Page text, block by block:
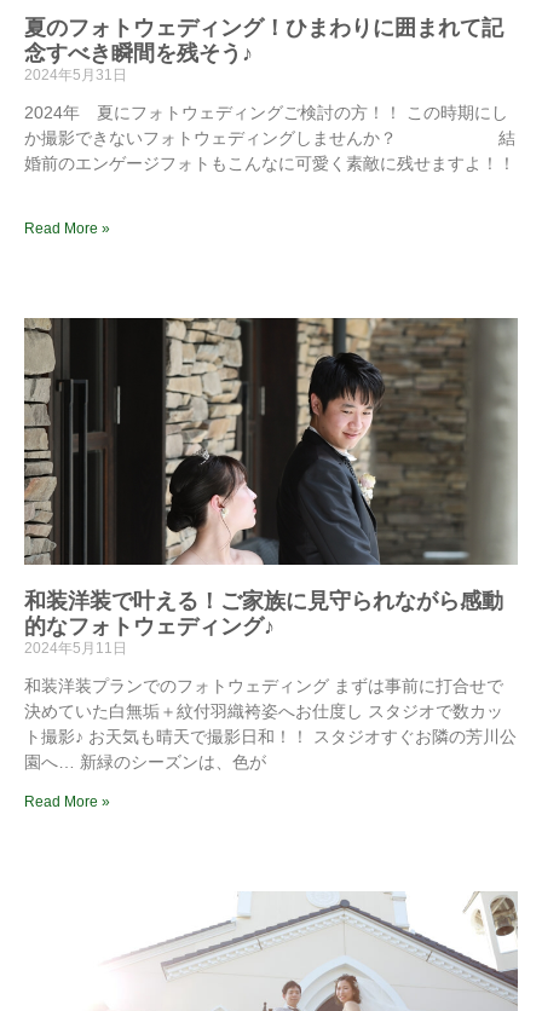
夏のフォトウェディング！ひまわりに囲まれて記
念すべき瞬間を残そう♪
2024年5月31日
2024年 夏にフォトウェディングご検討の方！！ この時期にし
か撮影できないフォトウェディングしませんか？ 結
婚前のエンゲージフォトもこんなに可愛く素敵に残せますよ！！
Read More »
和装洋装で叶える！ご家族に見守られながら感動
的なフォトウェディング♪
2024年5月11日
和装洋装プランでのフォトウェディング まずは事前に打合せで
決めていた白無垢＋紋付羽織袴姿へお仕度し スタジオで数カッ
ト撮影♪ お天気も晴天で撮影日和！！ スタジオすぐお隣の芳川公
園へ… 新緑のシーズンは、色が
Read More »